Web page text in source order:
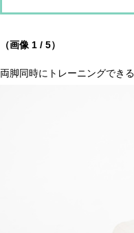
（画像 1 / 5）
両脚同時にトレーニングできる